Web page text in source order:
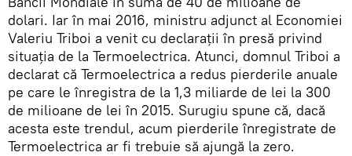
dolari. Iar în mai 2016, ministru adjunct al Economiei
Valeriu Triboi a venit cu declarații în presă privind
situația de la Termoelectrica. Atunci, domnul Triboi a
declarat că Termoelectrica a redus pierderile anuale
pe care le înregistra de la 1,3 miliarde de lei la 300
de milioane de lei în 2015. Surugiu spune că, dacă
acesta este trendul, acum pierderile înregistrate de
Termoelectrica ar fi trebuie să ajungă la zero.